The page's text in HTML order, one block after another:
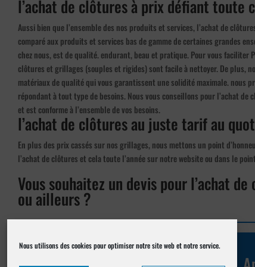
Nous utilisons des cookies pour optimiser notre site web et notre service.
l’achat de clôtures à prix défiant toute
Aussi bien que l’ensemble des nos produits et services, l’achat de
comparé aux produits et services bas de gamme de certaines grandes
chez nous, est de qualité. endurant, beau et pratique. Pour vous faciliter
clôtures et grillages (souples et rigides) sont facile à nettoyer. De plus,
matériaux de qualité qui vous garantissent une solidité maximale. nous
répondant à tout type de besoins. Nous vous conseillons pour l’achat
et est conforme à l’ensemble de vos besoins.
l’achat de clôtures au juste tarif au
En plus des prix cassés sur nos grillages, nous mettons un point
l’achat de clôtures et cela toute l’année sur notre website ou dans le
Vous souhaitez un devis pour l’achat
ou ailleurs ?
Réalisez votre demande de
devis en ligne